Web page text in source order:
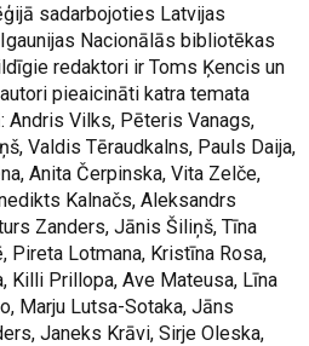
sadarbojoties Latvijas
Nacionālās bibliotēkas
redaktori ir Toms Ķencis un
pieaicināti katra temata
Andris Vilks, Pēteris Vanags,
Valdis Tēraudkalns, Pauls Daija,
Anita Čerpinska, Vita Zelče,
Kalnačs, Aleksandrs
Zanders, Jānis Šiliņš, Tīna
Pireta Lotmana, Kristīna Rosa,
Killi Prillopa, Ave Mateusa, Līna
Marju Lutsa-Sotaka, Jāns
Janeks Krāvi, Sirje Oleska,